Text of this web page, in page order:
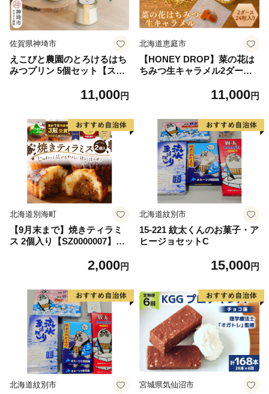
佐賀県神埼市
えこびと農園のとろけるはち
みつプリン 5個セット【スイ
リンマップ 生はちみつ 佐賀
り 無添加 美味しい】(H03714
11,000円
北海道恵庭市
【HONEY DROP】菜の花は
ちみつ生キャラメル2ダース
11,000円
北海道別海町
【9月末まで】焼きティラミ
ス 2個入り【SZ0000007】
2,000円
北海道紋別市
15-221 紋太くんのお菓子・ア
ヒージョセットC
15,000円
北海道紋別市 宮城県気仙沼市